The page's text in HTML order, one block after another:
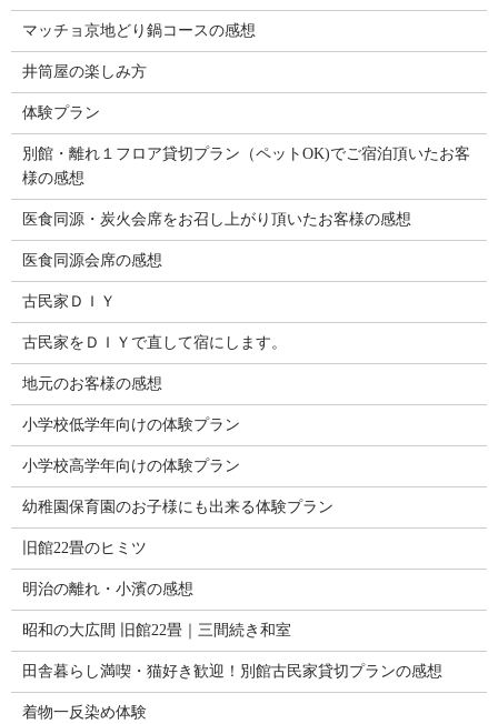
マッチョ京地どり鍋コースの感想
井筒屋の楽しみ方
体験プラン
別館・離れ１フロア貸切プラン（ペットOK)でご宿泊頂いたお客
様の感想
医食同源・炭火会席をお召し上がり頂いたお客様の感想
医食同源会席の感想
古民家ＤＩＹ
古民家をＤＩＹで直して宿にします。
地元のお客様の感想
小学校低学年向けの体験プラン
小学校高学年向けの体験プラン
幼稚園保育園のお子様にも出来る体験プラン
旧館22畳のヒミツ
明治の離れ・小濱の感想
昭和の大広間 旧館22畳｜三間続き和室
田舎暮らし満喫・猫好き歓迎！別館古民家貸切プランの感想
着物一反染め体験